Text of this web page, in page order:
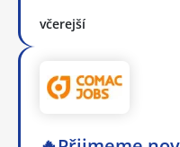
včerejší